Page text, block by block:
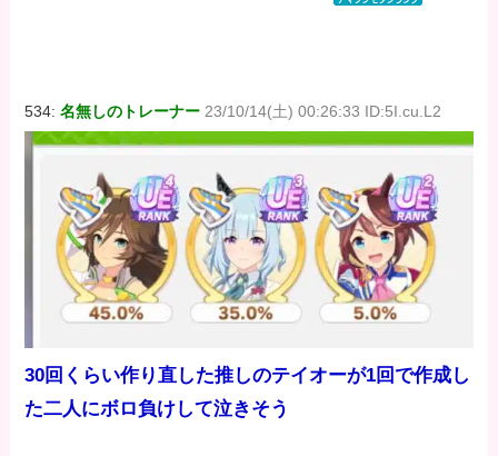
534:名無しのトレーナー 23/10/14(土) 00:26:33 ID:5I.cu.L2
30回くらい作り直した推しのテイオーが1回で作成し
た二人にボロ負けして泣きそう